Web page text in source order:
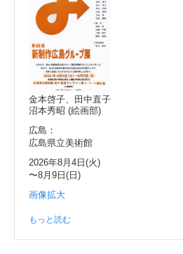
金本啓子、田中直子
沼本秀昭 (絵画部)
広島：
広島県立美術館
2026年8月4日(火)
〜8月9日(日)
画像拡大
もっと読む